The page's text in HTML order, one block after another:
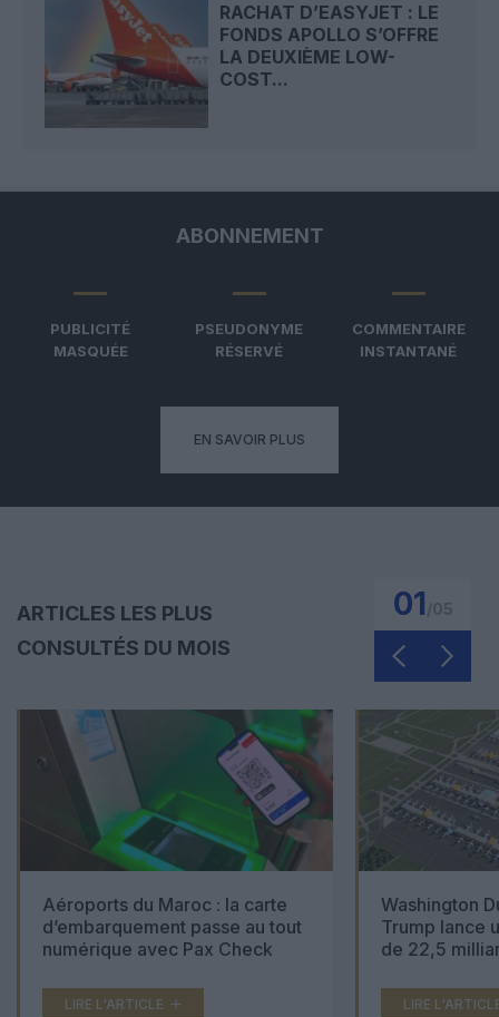
RACHAT D’EASYJET : LE
FONDS APOLLO S’OFFRE
LA DEUXIÈME LOW-
COST...
ABONNEMENT
PUBLICITÉ
MASQUÉE
PSEUDONYME
RÉSERVÉ
COMMENTAIRE
INSTANTANÉ
EN SAVOIR PLUS
ARTICLES LES PLUS
CONSULTÉS DU MOIS
01
Aéroports du Maroc : la carte
d’embarquement passe au tout
numérique avec Pax Check
LIRE L'ARTICLE
Washington
Trump lance
de 22,5
LIRE